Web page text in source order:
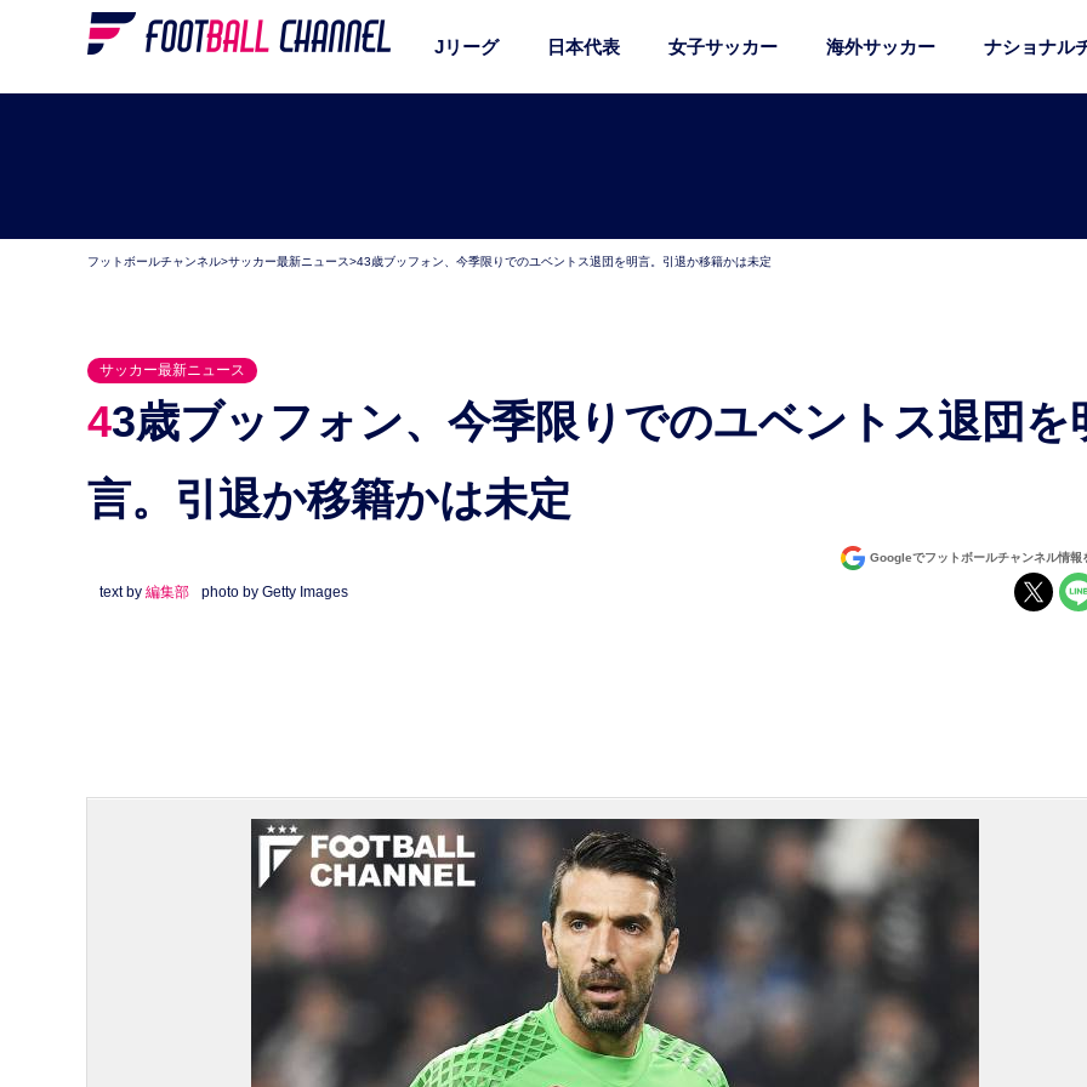
Jリーグ 日本代表 女子サッカー 海外サッカー ナショナル
フットボールチャンネル>サッカー最新ニュース>43歳ブッフォン、今季限りでのユベントス退団を明言。引退か移籍かは未定
サッカー最新ニュース
43歳ブッフォン、今季限りでのユベントス退団を明
言。引退か移籍かは未定
Googleでフットボールチャンネル情報
text by 編集部 photo by Getty Images